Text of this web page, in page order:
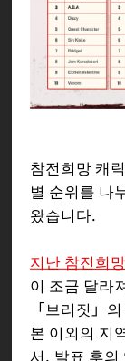
참전희망 캐
별 순위를 나
왔습니다.
지난 참전희
이 조금 달라
「브리짓」
본 이외의 지
서, 발표 후의